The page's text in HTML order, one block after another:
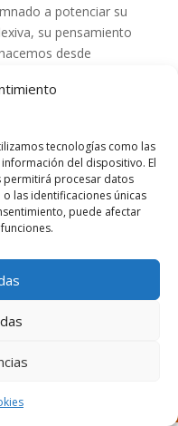
tecnologías como las
del dispositivo. El
permitirá procesar datos
las identificaciones únicas
puede afectar
a potenciar su
su pensamiento
desde
propuestas de
las edades. Por un
y compartir en
y archivos para
un enlace al
-